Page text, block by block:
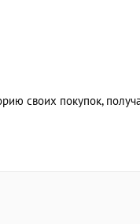
своих покупок,